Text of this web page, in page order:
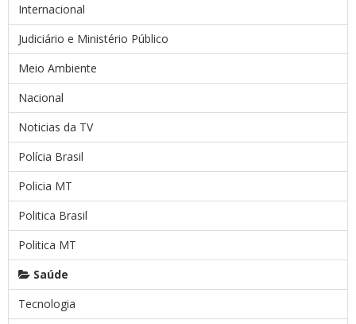
Internacional
Judiciário e Ministério Público
Meio Ambiente
Nacional
Noticias da TV
Polícia Brasil
Policia MT
Politica Brasil
Politica MT
Saúde
Tecnologia